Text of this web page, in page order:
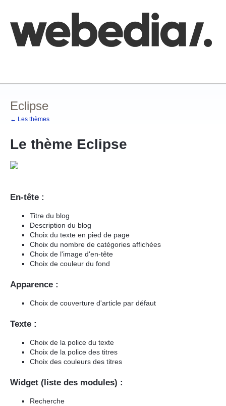
Eclipse
← Les thèmes
Le thème Eclipse
En-tête :
Titre du blog
Description du blog
Choix du texte en pied de page
Choix du nombre de catégories affichées
Choix de l'image d'en-tête
Choix de couleur du fond
Apparence :
Choix de couverture d'article par défaut
Texte :
Choix de la police du texte
Choix de la police des titres
Choix des couleurs des titres
Widget (liste des modules) :
Recherche